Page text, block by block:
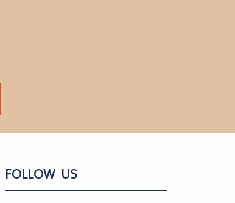
FOLLOW US